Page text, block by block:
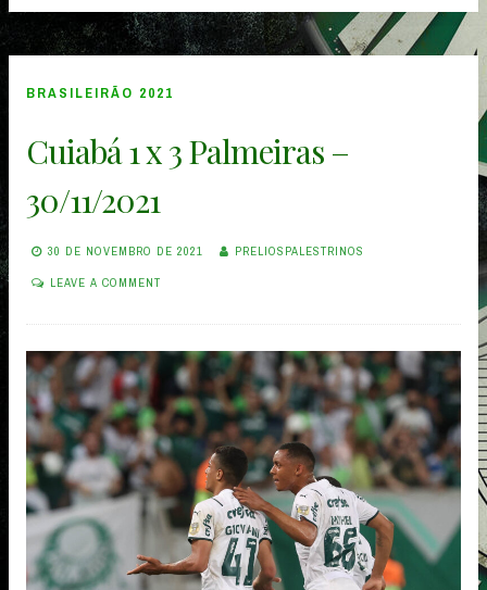
0
Palmeiras
–
BRASILEIRÃO 2021
Cuiabá 1 x 3 Palmeiras –
30/11/2021
30 DE NOVEMBRO DE 2021 PRELIOSPALESTRINOS
LEAVE A COMMENT